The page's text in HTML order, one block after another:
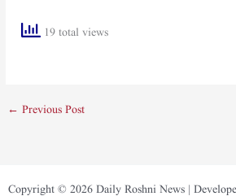
19 total views
← Previous Post
Copyright © 2026 Daily Roshni News |